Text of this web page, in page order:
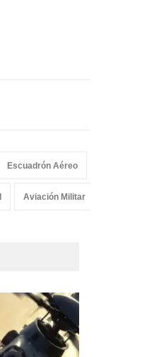
Escuadrón Aéreo
Aviación Militar